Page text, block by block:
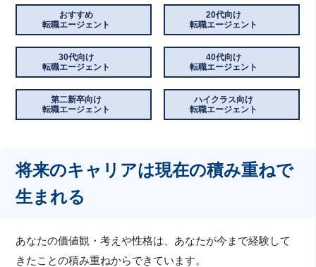
おすすめ
転職エージェント
20代向け
転職エージェント
30代向け
転職エージェント
40代向け
転職エージェント
第二新卒向け
転職エージェント
ハイクラス向け
転職エージェント
将来のキャリアは現在の積み重ねで
生まれる
あなたの価値観・考えや性格は、あなたが今まで経験して
きたことの積み重ねからできています。